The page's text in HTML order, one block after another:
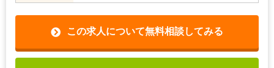
この求人について無料相談してみる